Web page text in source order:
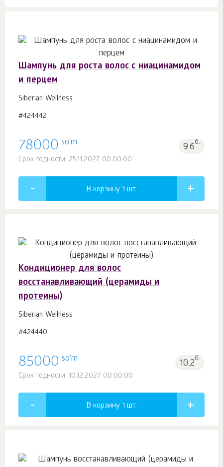
Шампунь для роста волос с ниацинамидом
и перцем
Siberian Wellness
#424442
78000 so'm 9.6б.
Срок годности: 25.11.2027 00:00:00
В корзину 1 шт.
Кондиционер для волос
восстанавливающий (церамиды и
протеины)
Siberian Wellness
#424440
85000 so'm 10.2б.
Срок годности: 10.12.2027 00:00:00
В корзину 1 шт.